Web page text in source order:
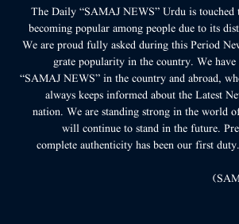
The Daily “SAMAJ NEWS” Urdu is touched
becoming popular among people due to its
We are proud fully asked during this Period
grate popularity in the country. We
“SAMAJ NEWS” in the country and abroad,
always keeps informed about the Latest
nation. We are standing strong in the world
will continue to stand in the future.
complete authenticity has been our first